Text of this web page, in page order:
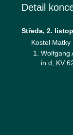
Detail
Středa, 2.
Kostel
Wolfgang
in d, KV